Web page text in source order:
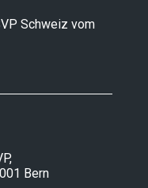
Schweiz vom
Bern